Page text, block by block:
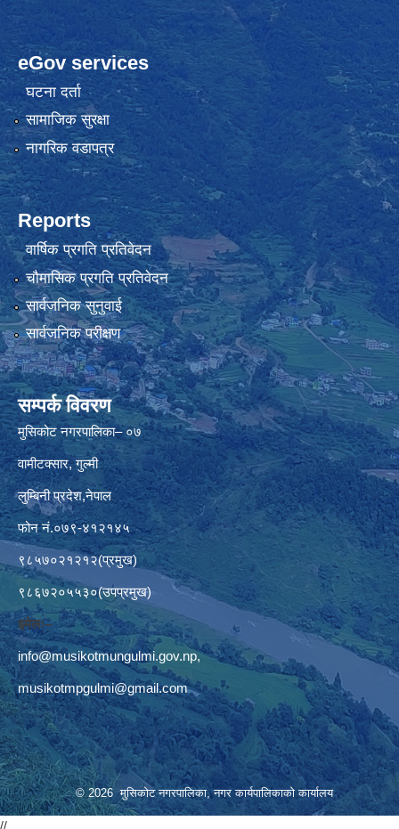
eGov services
घटना दर्ता
सामाजिक सुरक्षा
नागरिक वडापत्र
Reports
वार्षिक प्रगति प्रतिवेदन
चौमासिक प्रगति प्रतिवेदन
सार्वजनिक सुनुवाई
सार्वजनिक परीक्षण
सम्पर्क विवरण
मुसिकोट नगरपालिका– ०७
वामीटक्सार, गुल्मी
लुम्बिनी प्रदेश,नेपाल
फोन नं.०७९-४१२१४५
९८५७०२१२१२(प्रमुख)
९८६७२०५५३०(उपप्रमुख)
इमेलः–
info@musikotmungulmi.gov.np,
musikotmpgulmi@gmail.com
© 2026 मुसिकोट नगरपालिका, नगर कार्यपालिकाकाे कार्यालय
//